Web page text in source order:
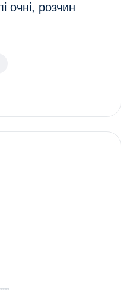
Бімікан ЕКО - краплі очні, розчин